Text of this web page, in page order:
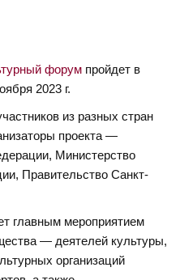
форум пройдет в
2023 г.
из разных стран
проекта —
Министерство
Правительство Санкт-
главным мероприятием
— деятелей культуры,
организаций